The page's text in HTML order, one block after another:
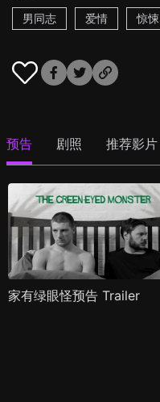
男同志
爱情 惊悚
预告 剧照 推荐影片
家有绿眼怪预告 Trailer